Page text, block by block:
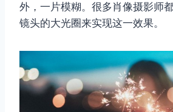
外，一片模糊。很多肖像摄影师
镜头的大光圈来实现这一效果。